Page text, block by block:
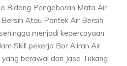
Bidang Pengeboran Mata Air
Atau Pantek Air Bersih
menjadi kepercayaan
Skill pekerja Bor Aliran Air
berawal dari Jasa Tukang